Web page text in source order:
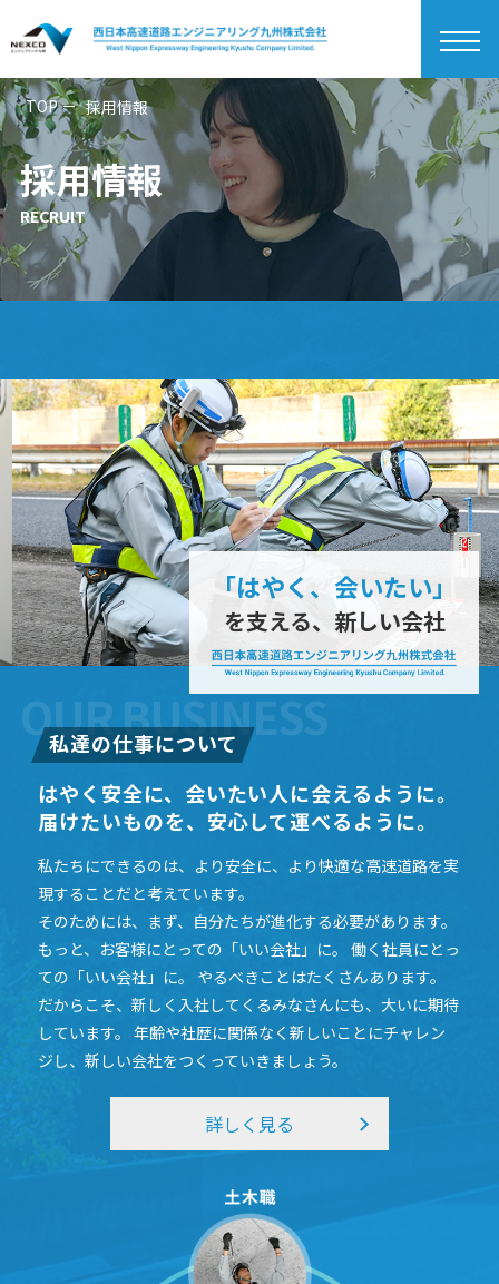
TOP
採用情報
採用情報
RECRUIT
「はやく、会いたい」
を支える、新しい会社
OURBUSINESS
私達の仕事について
はやく安全に、会いたい⼈に会えるように。
届けたいものを、安⼼して運べるように。
私たちにできるのは、より安全に、より快適な⾼速道路を実
現することだと考えています。
そのためには、まず、⾃分たちが進化する必要があります。
もっと、お客様にとっての「いい会社」に。 働く社員にとっ
ての「いい会社」に。 やるべきことはたくさんあります。
だからこそ、新しく⼊社してくるみなさんにも、⼤いに期待
しています。年齢や社歴に関係なく新しいことにチャレン
ジし、新しい会社をつくっていきましょう。
詳しく見る